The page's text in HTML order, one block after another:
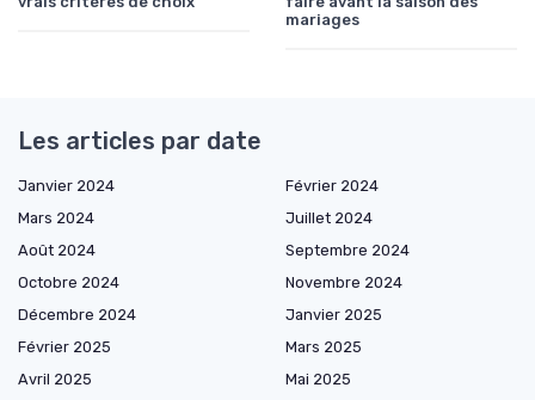
mariages
Les articles par date
Janvier 2024
Février 2024
Mars 2024
Juillet 2024
Août 2024
Septembre 2024
Octobre 2024
Novembre 2024
Décembre 2024
Janvier 2025
Février 2025
Mars 2025
Avril 2025
Mai 2025